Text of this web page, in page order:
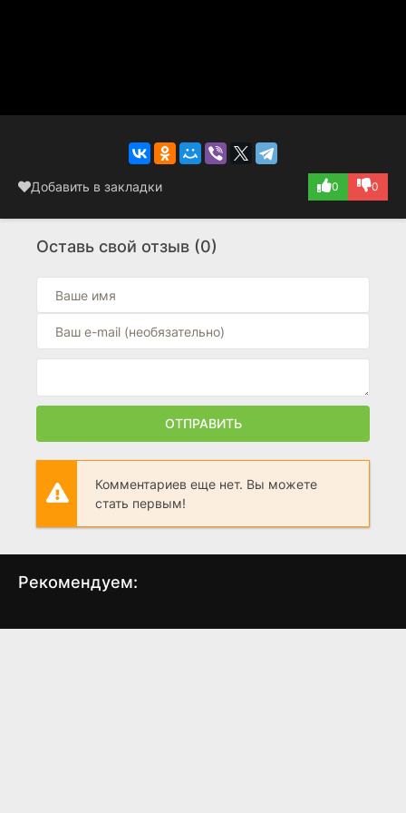
Добавить в закладки 0 0
Оставь свой отзыв (0)
ОТПРАВИТЬ
Комментариев еще нет. Вы можете
стать первым!
Рекомендуем:
Белый шквал Перелом